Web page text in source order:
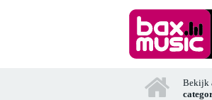
Bekijk